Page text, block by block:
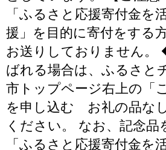
「ふるさと応援寄付金を
援」を目的に寄付をする
お送りしておりません。
ばれる場合は、ふるさと
市トップページ右上の「
を申し込む お礼の品な
ください。 なお、記念品
「ふるさと応援寄付金を